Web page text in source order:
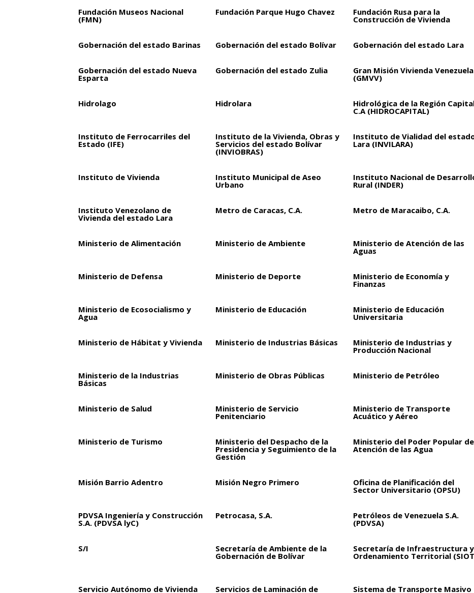
Fundación Museos Nacional
(FMN)
Fundación Parque Hugo Chavez Fundación Rusa para la
Construcción de Vivienda
Gobernación del estado Barinas Gobernación del estado Bolívar Gobernación del estado Lara
Gobernación del estado Nueva
Esparta
Gobernación del estado Zulia Gran Misión Vivienda Venezuela
(GMVV)
Hidrolago Hidrolara Hidrológica de la Región
C.A (HIDROCAPITAL)
Instituto de Ferrocarriles del
Estado (IFE)
Instituto de la Vivienda, Obras y
Servicios del estado Bolívar
(INVIOBRAS)
Instituto de Vialidad del
Lara (INVILARA)
Instituto de Vivienda Instituto Municipal de Aseo
Urbano
Instituto Nacional de
Rural (INDER)
Instituto Venezolano de
Vivienda del estado Lara
Metro de Caracas, C.A. Metro de Maracaibo, C.A.
Ministerio de Alimentación Ministerio de Ambiente Ministerio de Atención de las
Aguas
Ministerio de Defensa Ministerio de Deporte Ministerio de Economía y
Finanzas
Ministerio de Ecosocialismo y
Agua
Ministerio de Educación Ministerio de Educación
Universitaria
Ministerio de Hábitat y Vivienda Ministerio de Industrias Básicas Ministerio de Industrias y
Producción Nacional
Ministerio de la Industrias
Básicas
Ministerio de Obras Públicas Ministerio de Petróleo
Ministerio de Salud Ministerio de Servicio
Penitenciario
Ministerio de Transporte
Acuático y Aéreo
Ministerio de Turismo Ministerio del Despacho de la
Presidencia y Seguimiento de la
Gestión
Ministerio del Poder Popular de
Atención de las Agua
Misión Barrio Adentro Misión Negro Primero Oficina de Planificación del
Sector Universitario (OPSU)
PDVSA Ingeniería y Construcción
S.A. (PDVSA lyC)
Petrocasa, S.A. Petróleos de Venezuela S.A.
(PDVSA)
S/I Secretaría de Ambiente de la
Gobernación de Bolívar
Secretaría de Infraestructura y
Ordenamiento Territorial
Servicio Autónomo de Vivienda Servicios de Laminación de Sistema de Transporte Masivo